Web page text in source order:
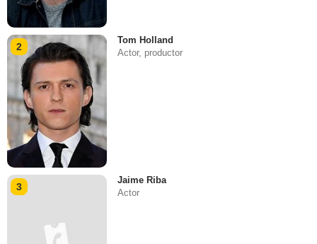
2
Tom Holland
Actor, productor
3
Jaime Riba
Actor